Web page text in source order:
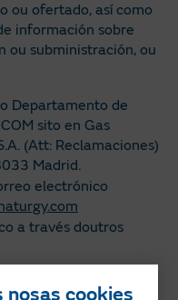
ou ofertado, así como
información sobre
ou subministración, ou
Departamento de
sito en Gas
(Att: Reclamaciones)
Madrid.
electrónico
a través doutros
que se susciten en
nosas cookies